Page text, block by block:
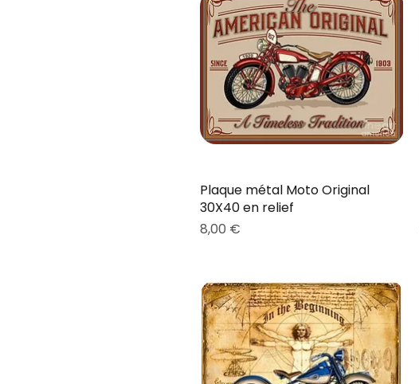
Plaque métal Moto Original
30X40 en relief
Prix
8,00 €